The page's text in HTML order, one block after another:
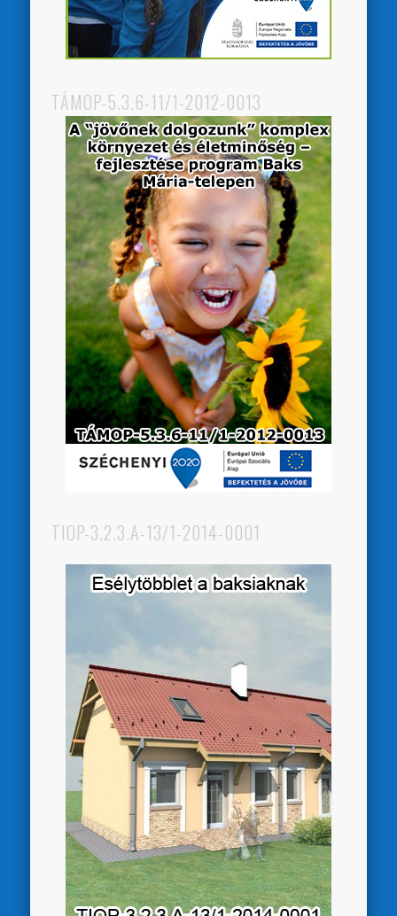
TÁMOP-5.3.6-11/1-2012-0013
TIOP-3.2.3.A-13/1-2014-0001